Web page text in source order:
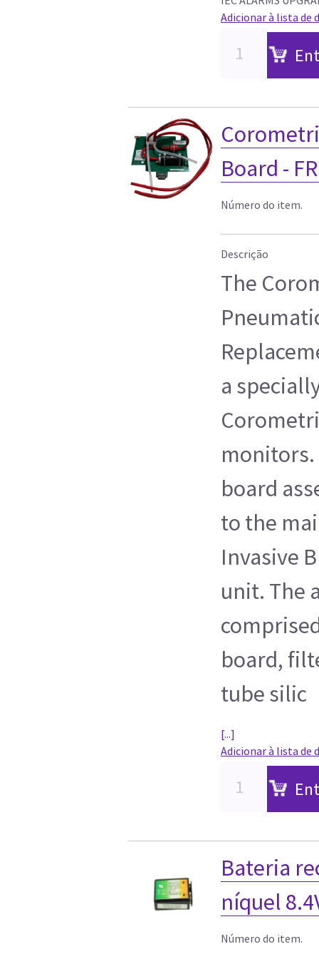
Adicionar à lista de
Board -
Número do item.
Descrição
The
a
board
to the
Invasive
unit. The
board,
tube silic
[...]
Adicionar à lista de
Bateria
níquel
Número do item.